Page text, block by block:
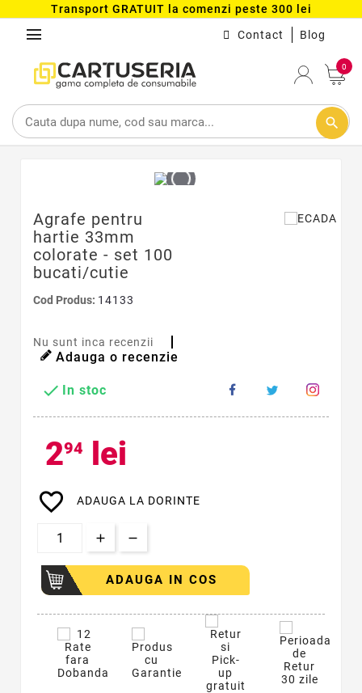
Transport GRATUIT la comenzi peste 300 lei
menu Contact Blog
0
search
Agrafe pentru
hartie 33mm
colorate - set 100
bucati/cutie
Cod Produs: 14133
Nu sunt inca recenzii
Adauga o recenzie
 In stoc
294 lei
favorite_border ADAUGA LA DORINTE
ADAUGA IN COS